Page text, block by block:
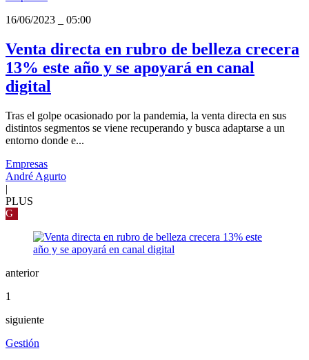
16/06/2023
05:00
Venta directa en rubro de belleza crecera
13% este año y se apoyará en canal
digital
Tras el golpe ocasionado por la pandemia, la venta directa en sus
distintos segmentos se viene recuperando y busca adaptarse a un
entorno donde e...
Empresas
André Agurto
|
PLUS
G
anterior
1
siguiente
Gestión